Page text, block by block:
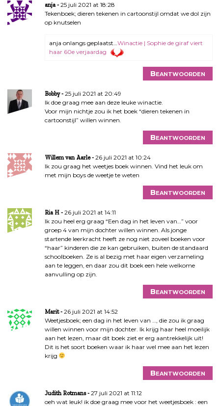
anja
25 juli 2021 at 18:28
Tekenboek; dieren tekenen in cartoonstijl omdat we dol zijn
op knutselen
anja onlangs geplaatst… Winactie | Sophie de giraf viert
haar 60e verjaardag
Beantwoorden
Bobby
25 juli 2021 at 20:49
Ik doe graag mee aan deze leuke winactie.
Voor mijn nichtje zou ik het boek “dieren tekenen in
cartoonstijl” willen winnen.
Beantwoorden
Willem van Aarle
26 juli 2021 at 10:24
Ik zou graag het weetjes boek winnen. Vind het leuk om
met mijn boys de weetje te weten
Beantwoorden
Ria H
26 juli 2021 at 14:11
Ik zou heel erg graag “Een dag in het leven van…” voor
groep 4 van mijn dochter willen winnen. Als jonge
startende leerkracht heeft ze nog niet zoveel boeken voor
“haar” kinderen die ze kan gebruiken, buiten de standaard
schoolboeken. Ze is al bezig met haar eigen verzameling
aan te leggen, en daar zou dit boek een hele welkome
aanvulling op zijn.
Beantwoorden
Marit
26 juli 2021 at 14:52
Weetjesboek; een dag in het leven van …, die zou ik graag
willen winnen voor mijn dochter. Ik krijg haar heel moeilijk
aan het lezen, maar dit boek ziet er erg aantrekkelijk uit!
Dit is het soort boeken waar ik haar wel mee aan het lezen
krijg
Beantwoorden
Judith Rotmans
27 juli 2021 at 11:12
oeh wat leuk! ik doe graag mee voor het weetjesboek : een